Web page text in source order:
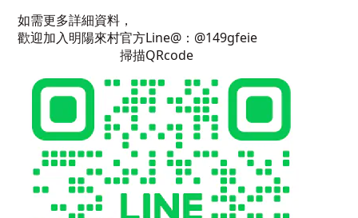
如需更多詳細資料，
歡迎加入明陽來村官方Line@：@149gfeie
掃描QRcode